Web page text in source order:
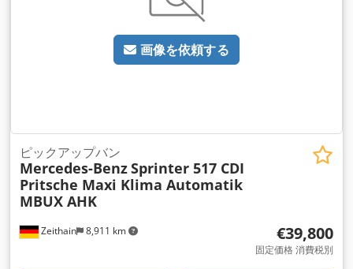
画像を依頼する
Zeithain 8,911 km
ピックアップバン
Mercedes-BenzSprinter 517 CDI
Pritsche Maxi Klima Automatik
MBUX AHK
€39,800
固定価格 消費税別